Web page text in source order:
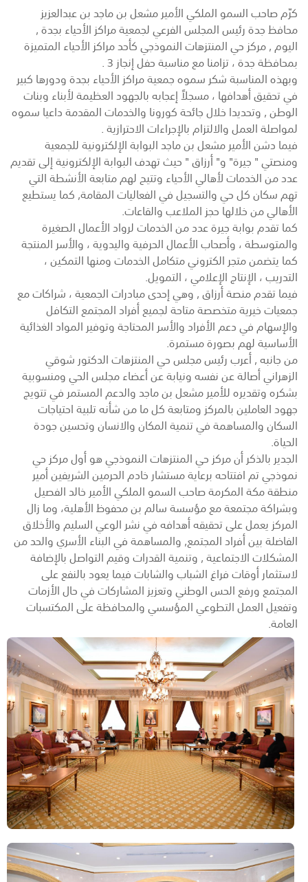
كرّم صاحب السمو الملكي الأمير مشعل بن ماجد بن عبدالعزيز
محافظ جدة رئيس المجلس الفرعي لجمعية مراكز الأحياء بجدة ,
اليوم , مركز حي المنتزهات النموذجي كأحد مراكز الأحياء المتميزة
بمحافظة جدة ، تزامنا مع مناسبة حفل إنجاز 3 .
وبهذه المناسبة شكر سموه جمعية مراكز الأحياء بجدة ودورها كبير
في تحقيق أهدافها ، مسجلاً إعجابه بالجهود العظيمة لأبناء وبنات
الوطن , وتحديدا خلال جائحة كورونا والخدمات المقدمة داعيا سموه
لمواصلة العمل والالتزام بالإجراءات الاحترازية .
فيما دشن الأمير مشعل بن ماجد البوابة الإلكترونية للجمعية
ومنصتي " جيرة" و" أرزاق " حيث تهدف البوابة الإلكترونية إلى تقديم
عدد من الخدمات لأهالي الأحياء وتتيح لهم متابعة الأنشطة التي
تهم سكان كل حي والتسجيل في الفعاليات المقامة, كما يستطيع
الأهالي من خلالها حجز الملاعب والقاعات.
كما تقدم بوابة جيرة عدد من الخدمات لرواد الأعمال الصغيرة
والمتوسطة ، وأصحاب الأعمال الحرفية واليدوية ، والأسر المنتجة
كما يتضمن متجر الكتروني متكامل الخدمات ومنها التمكين ،
التدريب ، الإنتاج الإعلامي ، التمويل.
فيما تقدم منصة أرزاق , وهي إحدى مبادرات الجمعية ، شراكات مع
جمعيات خيرية متخصصة متاحة لجميع أفراد المجتمع التكافل
والإسهام في دعم الأفراد والأسر المحتاجة وتوفير المواد الغذائية
الأساسية لهم بصورة مستمرة.
من جانبه , أعرب رئيس مجلس حي المنتزهات الدكتور شوقي
الزهراني أصالة عن نفسه ونيابة عن أعضاء مجلس الحي ومنسوبية
بشكره وتقديره للأمير مشعل بن ماجد والدعم المستمر في تتويج
جهود العاملين بالمركز ومتابعة كل ما من شأنه تلبية احتياجات
السكان والمساهمة في تنمية المكان والانسان وتحسين جودة
الحياة.
الجدير بالذكر أن مركز حي المنتزهات النموذجي هو أول مركز حي
نموذجي تم افتتاحه برعاية مستشار خادم الحرمين الشريفين أمير
منطقة مكة المكرمة صاحب السمو الملكي الأمير خالد الفصيل
وبشراكة مجتمعة مع مؤسسة سالم بن محفوظ الأهلية، وما زال
المركز يعمل على تحقيقه أهدافه في نشر الوعي السليم والأخلاق
الفاضلة بين أفراد المجتمع, والمساهمة في البناء الأسري والحد من
المشكلات الاجتماعية , وتنمية القدرات وقيم التواصل بالإضافة
لاستثمار أوقات فراغ الشباب والشابات فيما يعود بالنفع على
المجتمع ورفع الحس الوطني وتعزيز المشاركات في حال الأزمات
وتفعيل العمل التطوعي المؤسسي والمحافظة على المكتسبات
العامة.